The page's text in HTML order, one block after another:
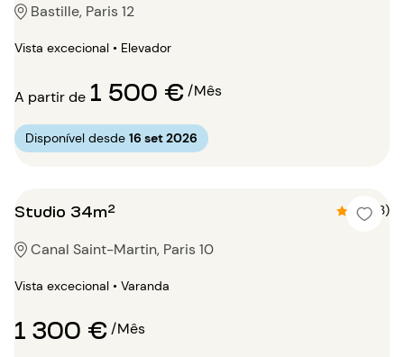
Bastille, Paris 12
Vista excecional • Elevador
A partir de 1 500 €/Mês
Disponível desde 16 set 2026
Studio 34m² 4.3 (3)
Canal Saint-Martin, Paris 10
Vista excecional • Varanda
1 300 €/Mês